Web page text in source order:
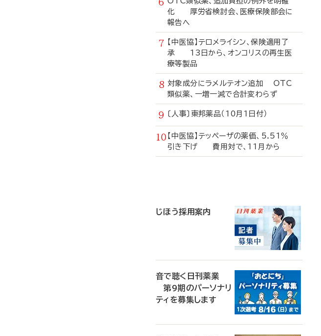
化 厚労省検討会、医療保険部会に
報告へ
【中医協】テロメライシン、保険適用了
承 13日から、オンコリスの再生医
療等製品
対象成分にラメルテオン追加 OTC
類似薬、一増一減で合計変わらず
〔人事〕東邦薬品（10月1日付）
【中医協】テッペーザの薬価、5.51％
引き下げ 費用対で、11月から
じほう採用案内
音で聴く日刊薬業
第9期のパーソナリ
ティを募集します